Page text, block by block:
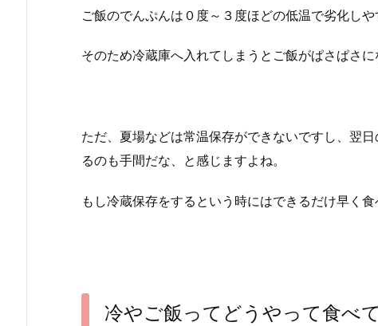
ご飯のでんぷんは０度～３度ほどの低温で劣化しや
そのため冷蔵庫へ入れてしまうとご飯がぱさぱさに
ただ、夏場などは常温保存ができないですし、翌
るのも手間だな、と感じますよね。
もし冷蔵保存をするという時にはできるだけ早く食
冷やご飯ってどうやって食べ